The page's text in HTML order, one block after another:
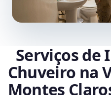
Serviços de
Chuveiro na
Montes